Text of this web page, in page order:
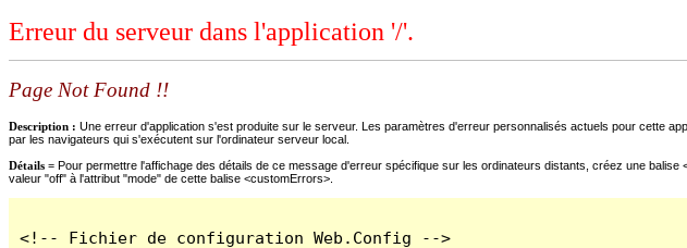
Erreur du serveur dans l'application '/'.
Page Not Found !!
Description : Une erreur d'application s'est produite sur le serveur. Les paramètres d'erreur personnalisés actuels pour cette
par les navigateurs qui s'exécutent sur l'ordinateur serveur local.
Détails = Pour permettre l'affichage des détails de ce message d'erreur spécifique sur les ordinateurs distants, créez une
valeur "off" à l'attribut "mode" de cette balise <customErrors>.
<!-- Fichier de configuration Web.Config -->